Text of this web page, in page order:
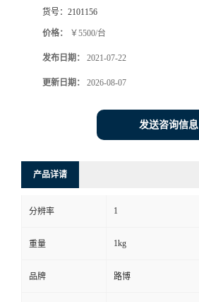
系
货号： 2101156
价格： ￥5500/台
发布日期： 2021-07-22
更新日期： 2026-08-07
发送咨询信息
产品详请
分辨率 1
重量 1kg
品牌 路博